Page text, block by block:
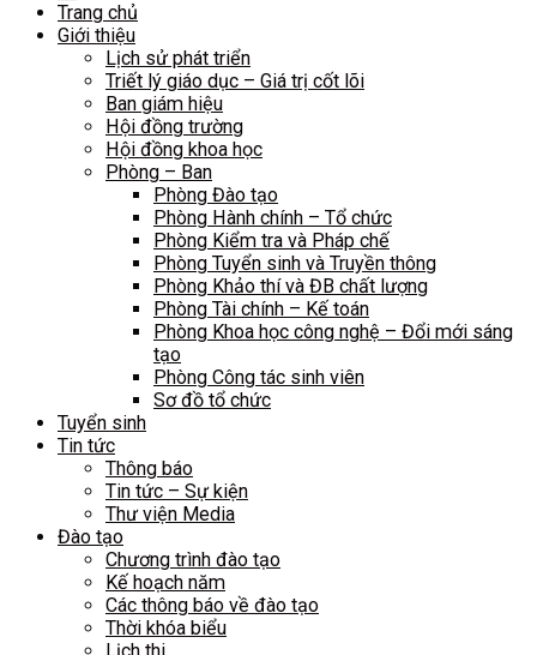
Trang chủ
Giới thiệu
Lịch sử phát triển
Triết lý giáo dục – Giá trị cốt lõi
Ban giám hiệu
Hội đồng trường
Hội đồng khoa học
Phòng – Ban
Phòng Đào tạo
Phòng Hành chính – Tổ chức
Phòng Kiểm tra và Pháp chế
Phòng Tuyển sinh và Truyền thông
Phòng Khảo thí và ĐB chất lượng
Phòng Tài chính – Kế toán
Phòng Khoa học công nghệ – Đổi mới sáng
tạo
Phòng Công tác sinh viên
Sơ đồ tổ chức
Tuyển sinh
Tin tức
Thông báo
Tin tức – Sự kiện
Thư viện Media
Đào tạo
Chương trình đào tạo
Kế hoạch năm
Các thông báo về đào tạo
Thời khóa biểu